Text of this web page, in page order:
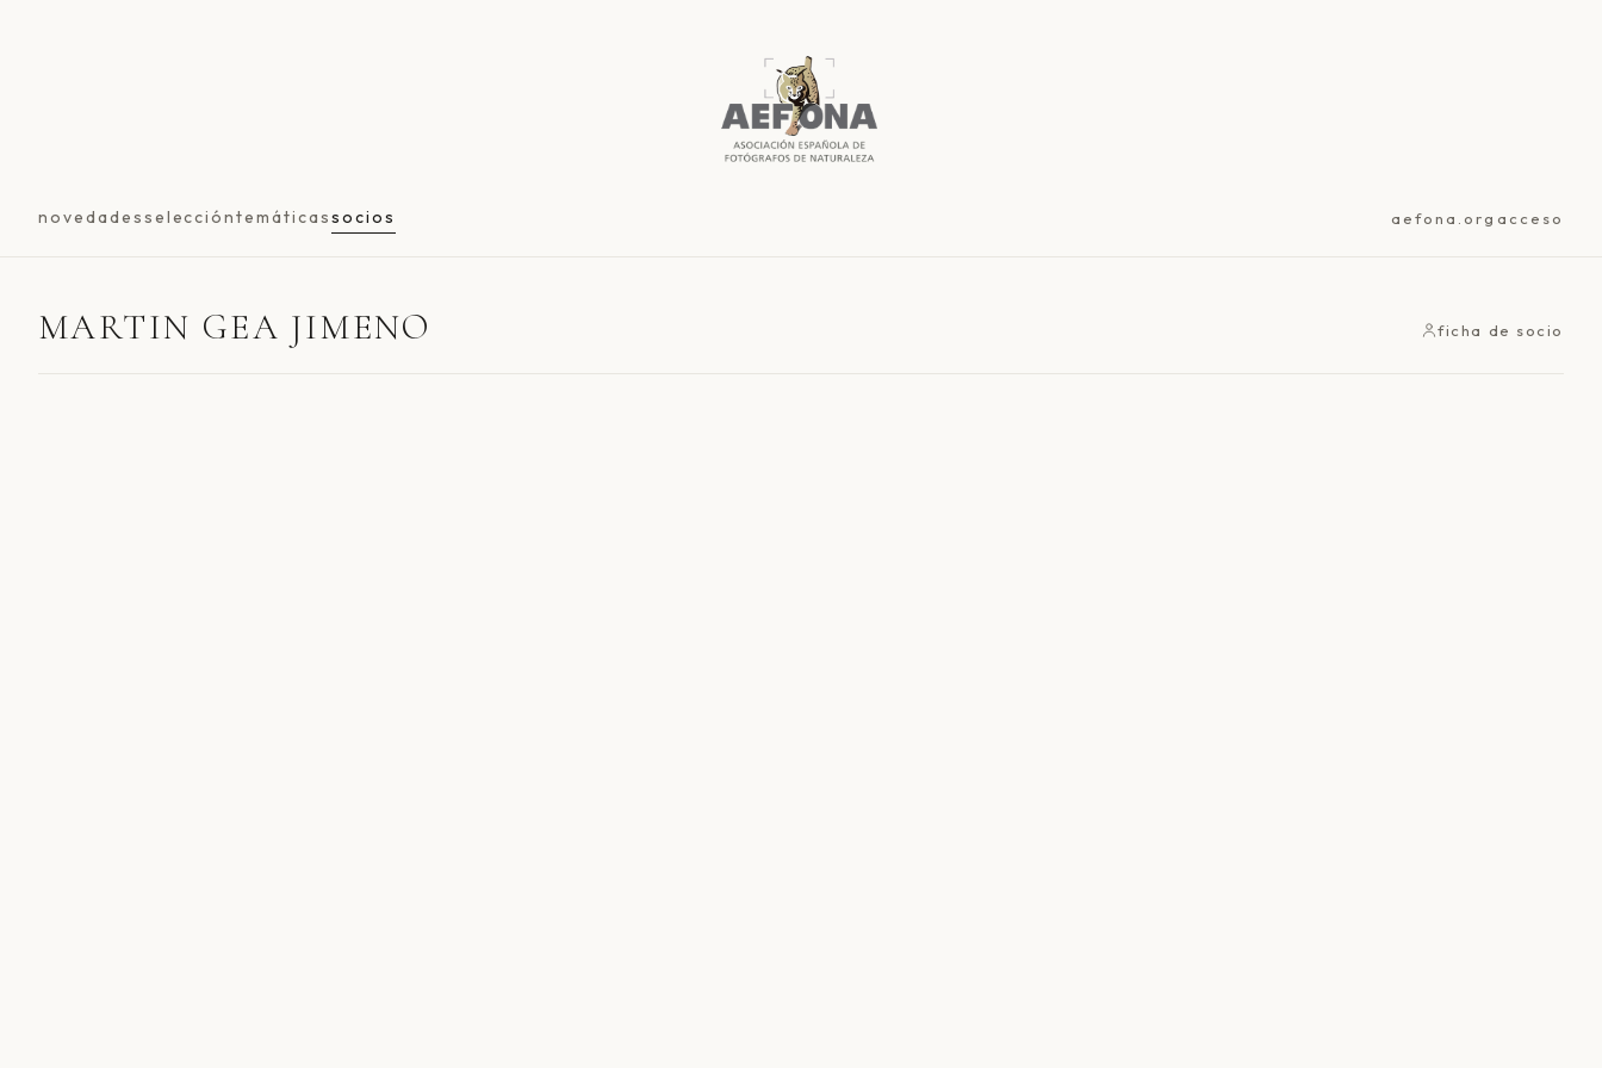
novedadesseleccióntemáticassocios aefona.org acceso
MARTIN GEA JIMENO ficha de socio